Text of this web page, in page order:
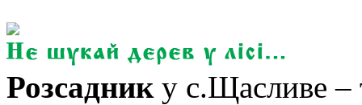
Розсаднику с.Щасливе –